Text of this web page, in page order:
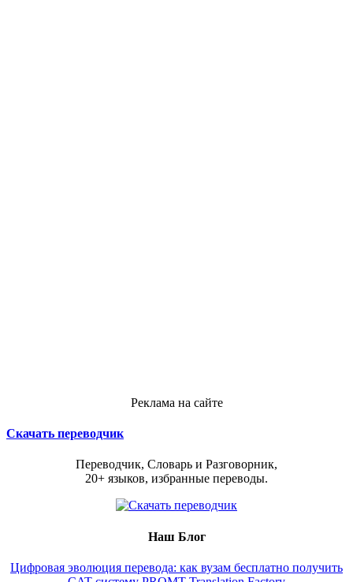
Реклама на сайте
Скачать переводчик
Переводчик, Словарь и Разговорник,
20+ языков, избранные переводы.
Наш Блог
Цифровая эволюция перевода: как вузам бесплатно получить